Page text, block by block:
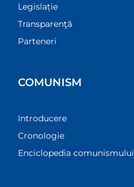
Legislație
Transparenţă
Parteneri
COMUNISM
Introducere
Cronologie
Enciclopedia comunismului